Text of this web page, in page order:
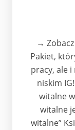
→
Pakiet,
pracy, ale i
niskim
witalne
witalne
witalne”